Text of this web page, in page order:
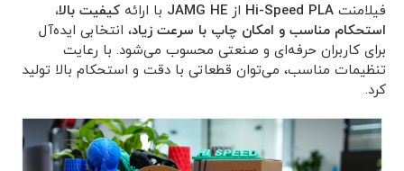
فیلامنت Hi-Speed PLA از JAMG HE با ارائه کیفیت بالا،
استحکام مناسب و امکان چاپ با سرعت زیاد، انتخابی ایده‌آل
برای کاربران حرفه‌ای و صنعتی محسوب می‌شود. با رعایت
تنظیمات مناسب، می‌توان قطعاتی با دقت و استحکام بالا تولید
کرد.